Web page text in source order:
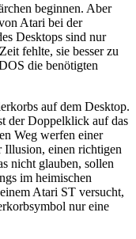
beginnen. Aber
Atari bei der
Desktops sind nur
fehlte, sie besser zu
die benötigten
auf dem Desktop.
der Doppelklick auf das
Weg werfen einer
Illusion, einen richtigen
nicht glauben, sollen
im heimischen
Atari ST versucht,
nur eine